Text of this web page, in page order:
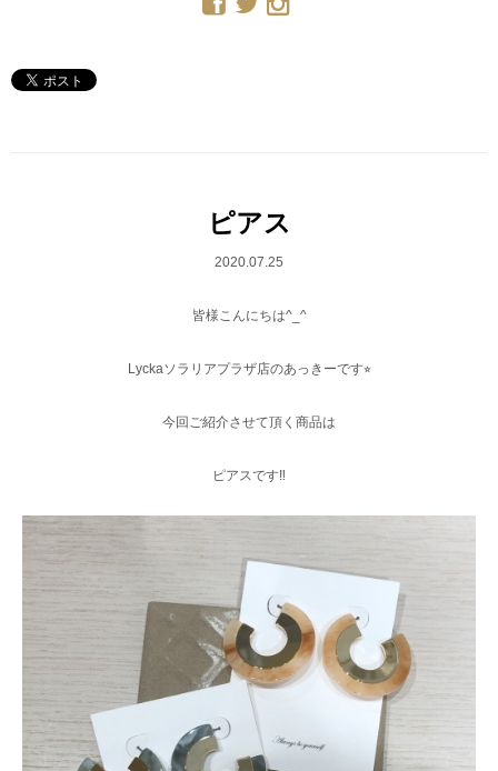
ピアス
2020.07.25
皆様こんにちは^_^
Lyckaソラリアプラザ店のあっきーです⭐︎
今回ご紹介させて頂く商品は
ピアスです‼︎